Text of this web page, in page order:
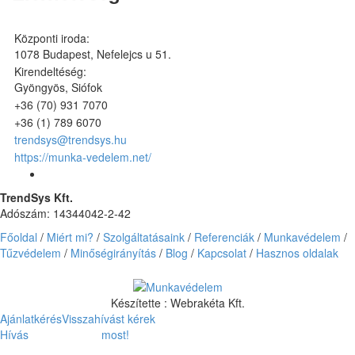
Központi iroda:
1078 Budapest, Nefelejcs u 51.
Kirendeltéség:
Gyöngyös, Siófok
+36 (70) 931 7070
+36 (1) 789 6070
trendsys@trendsys.hu
https://munka-vedelem.net/
TrendSys Kft.
Adószám: 14344042-2-42
Főoldal / Miért mi? / Szolgáltatásaink / Referenciák / Munkavédelem /
Tűzvédelem / Minőségirányítás / Blog / Kapcsolat / Hasznos oldalak
Készítette : Webrakéta Kft.
AjánlatkérésVisszahívást kérek
Hívás most!